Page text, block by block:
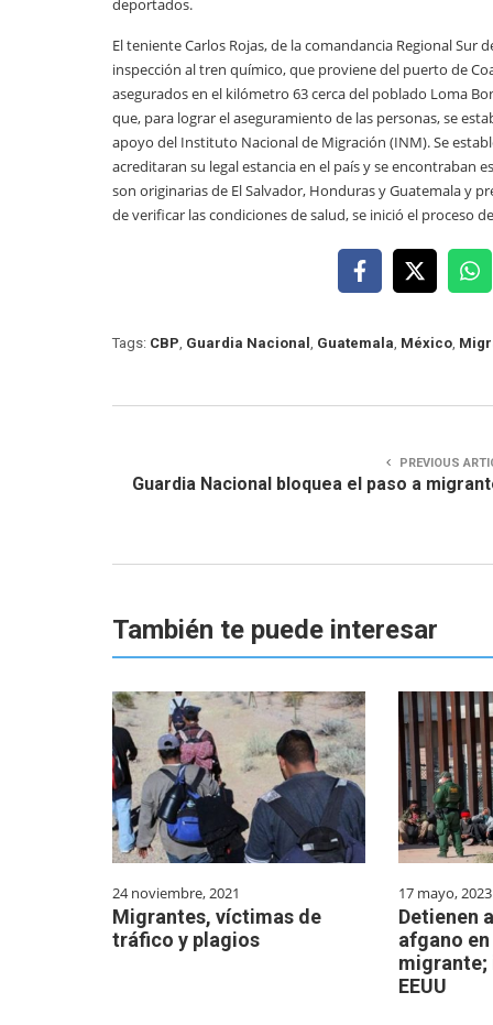
El teniente Carlos Rojas, de la comandancia Regional
inspección al tren químico, que proviene del puerto de
asegurados en el kilómetro 63 cerca del poblado Loma
que, para lograr el aseguramiento de las personas, se
apoyo del Instituto Nacional de Migración (INM). Se
acreditaran su legal estancia en el país y se encontraban
son originarias de El Salvador, Honduras y Guatemala y
de verificar las condiciones de salud, se inició el proceso
Tags: CBP Guardia Nacional Guatemala México
PREVIOUS
Guardia Nacional bloquea el paso a
También te puede interesar
24 noviembre, 2021
Migrantes, víctimas de
tráfico y plagios
17 mayo, 2023
Detienen
afgano
migrante;
EEUU